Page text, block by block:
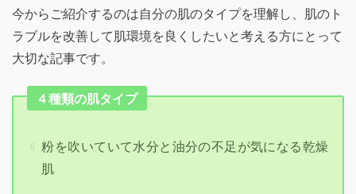
今からご紹介するのは自分の肌のタイプを理解し、肌のト
ラブルを改善して肌環境を良くしたいと考える方にとって
大切な記事です。
４種類の肌タイプ
粉を吹いていて水分と油分の不足が気になる乾燥
肌